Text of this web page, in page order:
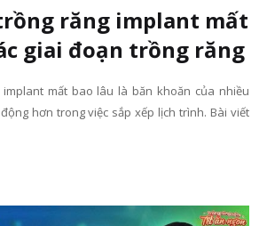
răng implant mất
giai đoạn trồng răng
mất bao lâu là băn khoăn của nhiều
hơn trong việc sắp xếp lịch trình. Bài viết